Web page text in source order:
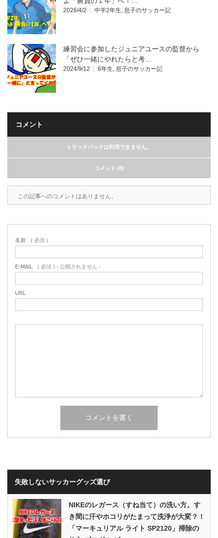
2026/4/2 中学2年生 息子のサッカー記
練習会に参加したジュニアユースの監督から
「ぜひ一緒にやれたらと考…
2024/9/12 6年生 息子のサッカー記
コメント
トラックバックは利用できません。
コメント (0)
この記事へのコメントはありません。
名前 ( 必須 )
E-MAIL ( 必須 ) - 公開されません -
URL
失敗しないサッカーグッズ選び
NIKEのレガース（すね当て）の洗い方。す
き間に汗やホコリがたまって洗浄が大変？！
「マーキュリアル ライト SP2120」掃除の